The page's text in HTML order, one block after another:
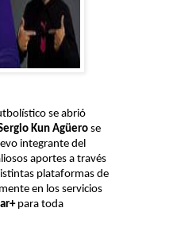
se abrió
Kun Agüero se
integrante del
aportes a través
plataformas de
en los servicios
para toda